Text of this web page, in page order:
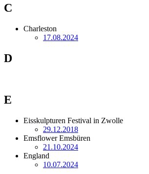
C
Charleston
17.08.2024
D
E
Eisskulpturen Festival in Zwolle
29.12.2018
Emsflower Emsbüren
21.10.2024
England
10.07.2024